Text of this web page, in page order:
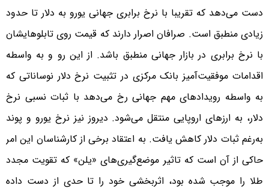
دست می‌دهد که تقریبا با نرخ برابری جهانی یورو به دلار تا حدود
زیادی منطبق است. صرافان اصرار دارند که قیمت روی تابلوهایشان
با نرخ برابری در بازار جهانی منطبق باشد. از این رو و به واسطه
اقدامات موفقیت‌آمیز بانک مرکزی در تثبیت نرخ دلار نوساناتی که
به واسطه رویدادهای مهم جهانی رخ می‌دهد با ثبات نسبی نرخ
دلار، به ارزهای اروپایی منتقل می‌شود. دیروز نیز نرخ یورو و پوند
به‌رغم ثبات دلار کاهش یافت. به اعتقاد برخی از کارشناسان این امر
حاکی از آن است که تاثیر موضع‌گیری‌های «یلن» که تقویت مجدد
طلا را موجب شده بود، اثربخشی خود را تا حدی از دست داده